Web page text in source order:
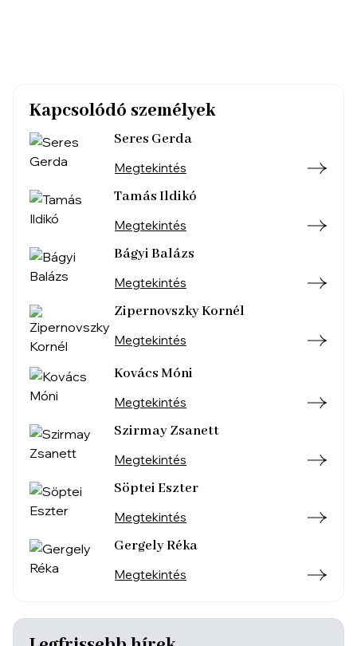
Kapcsolódó személyek
Seres Gerda
Megtekintés
Tamás Ildikó
Megtekintés
Bágyi Balázs
Megtekintés
Zipernovszky Kornél
Megtekintés
Kovács Móni
Megtekintés
Szirmay Zsanett
Megtekintés
Söptei Eszter
Megtekintés
Gergely Réka
Megtekintés